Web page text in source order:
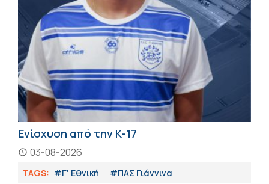
Ενίσχυση από την Κ-17
03-08-2026
TAGS: #Γ' Εθνική #ΠΑΣ Γιάννινα